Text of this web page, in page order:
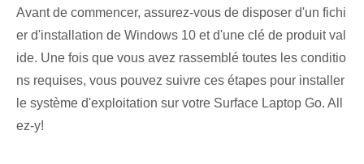
Avant de commencer, assurez-vous de disposer d'un fichi
er d'installation de Windows 10 et d'une clé de produit val
ide. Une fois que vous avez rassemblé toutes les conditio
ns requises, vous pouvez suivre ces étapes pour installer
le système d'exploitation sur votre Surface Laptop Go. All
ez-y!